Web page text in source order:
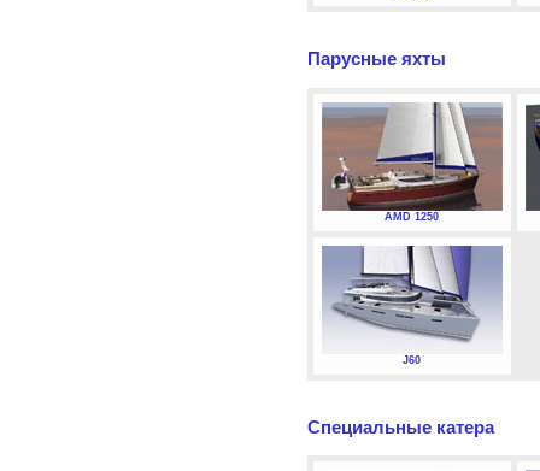
Парусные яхты
AMD 1250
J60
Специальные катера